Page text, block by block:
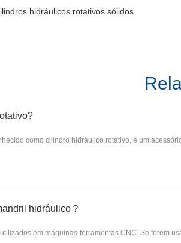
hidráulicos rotativos sólidos
como cilindro hidráulico rotativo, é um
hidráulico？
em máquinas-ferramentas CNC. Se forem